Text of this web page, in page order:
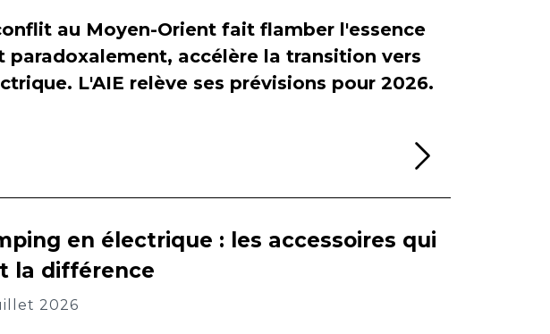
au Moyen-Orient fait flamber l'essence
paradoxalement, accélère la transition vers
L'AIE relève ses prévisions pour 2026.
en électrique : les accessoires qui
la différence
2026